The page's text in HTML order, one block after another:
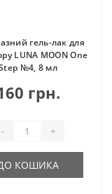
гель-лак для
LUNA MOON One
№4, 8 мл
грн.
- +
КОШИКА